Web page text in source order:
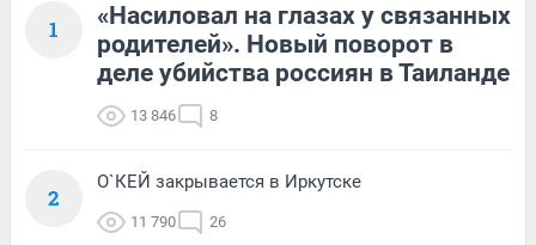
1
«Насиловал на глазах у связанных
родителей». Новый поворот в
деле убийства россиян в Таиланде
13 846 8
2
О`КЕЙ закрывается в Иркутске
11 790 26